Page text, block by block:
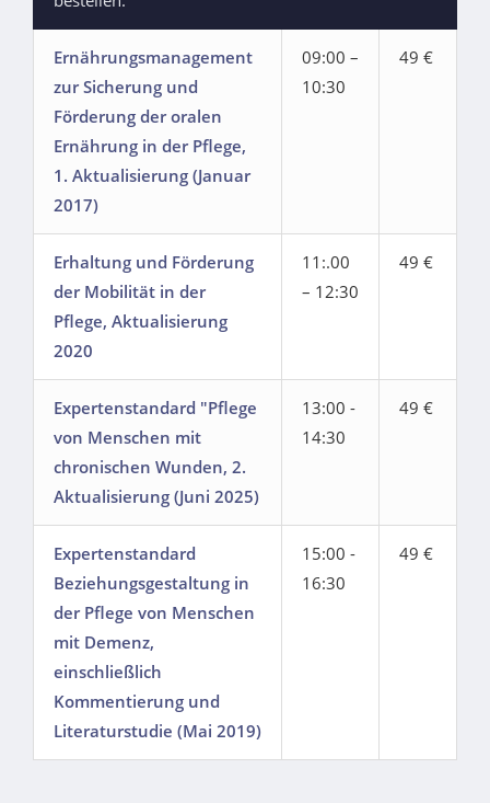
Ernährungsmanagement
zur Sicherung und
Förderung der oralen
Ernährung in der Pflege,
1. Aktualisierung (Januar
2017)
09:00 –
10:30
49 €
Erhaltung und Förderung
der Mobilität in der
Pflege, Aktualisierung
2020
11:.00
– 12:30
49 €
Expertenstandard "Pflege
von Menschen mit
chronischen Wunden, 2.
Aktualisierung (Juni 2025)
13:00 -
14:30
49 €
Expertenstandard
Beziehungsgestaltung in
der Pflege von Menschen
mit Demenz,
einschließlich
Kommentierung und
Literaturstudie (Mai 2019)
15:00 -
16:30
49 €